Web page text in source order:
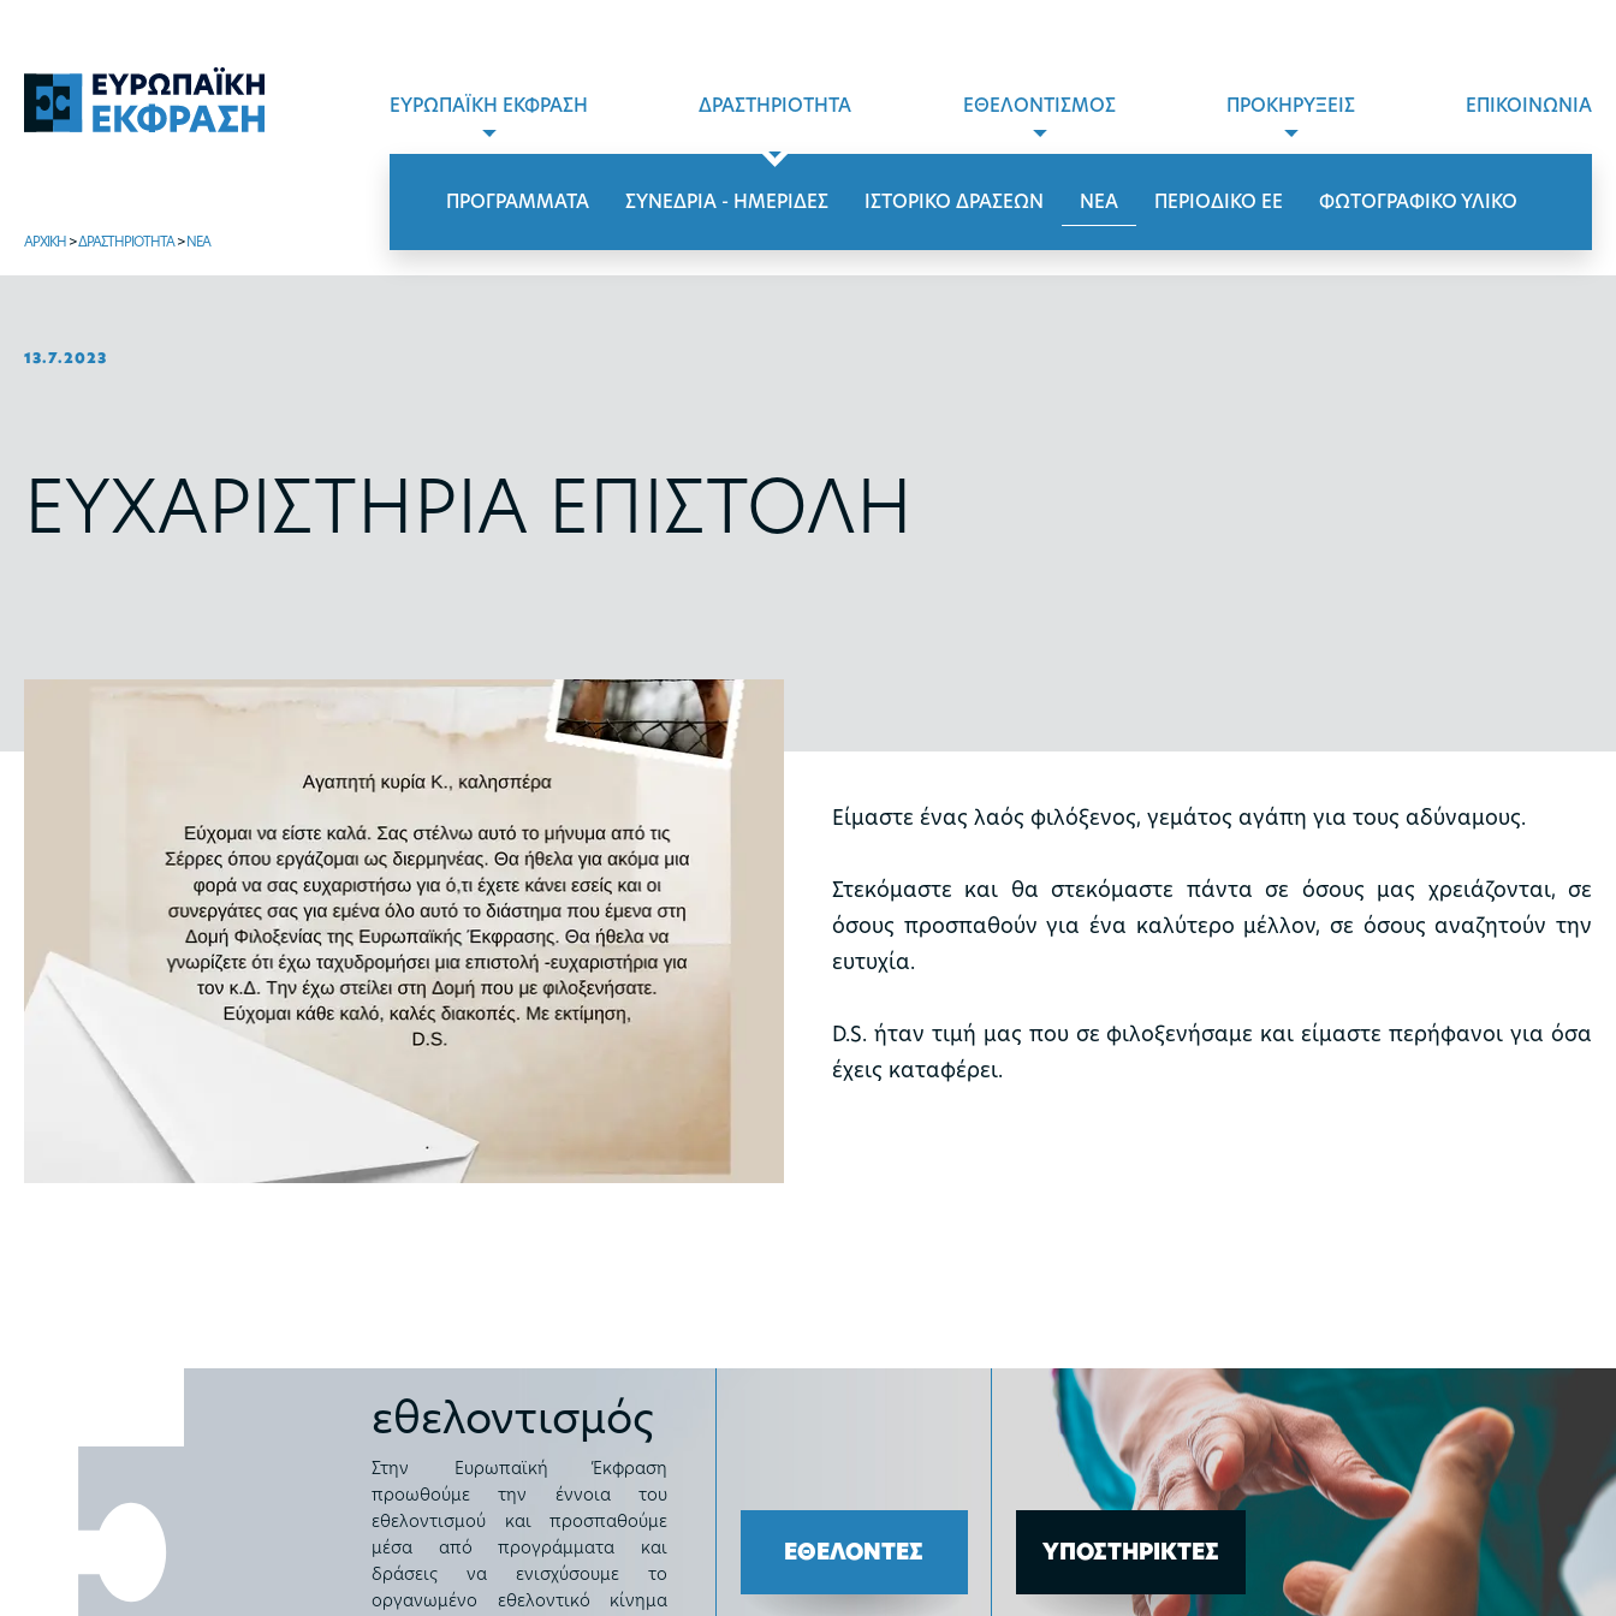
ΕΥΡΩΠΑΪΚΗ ΕΚΦΡΑΣΗ ΔΡΑΣΤΗΡΙΟΤΗΤΑ ΕΘΕΛΟΝΤΙΣΜΟΣ ΠΡΟΚΗΡΥΞΕΙΣ ΕΠΙΚΟΙΝΩΝΙΑ
ΠΡΟΓΡΑΜΜΑΤΑ ΣΥΝΕΔΡΙΑ - ΗΜΕΡΙΔΕΣ ΙΣΤΟΡΙΚΟ ΔΡΑΣΕΩΝ ΝΕΑ ΠΕΡΙΟΔΙΚΟ ΕΕ ΦΩΤΟΓΡΑΦΙΚΟ ΥΛΙΚΟ
ΑΡΧΙΚΗ >ΔΡΑΣΤΗΡΙΟΤΗΤΑ>ΝΕΑ
13.7.2023
ΕΥΧΑΡΙΣΤΗΡΙΑ ΕΠΙΣΤΟΛΗ
Είμαστε ένας λαός φιλόξενος, γεμάτος αγάπη για τους αδύναμους.
Στεκόμαστε και θα στεκόμαστε πάντα σε όσους μας χρειάζονται, σε
όσους προσπαθούν για ένα καλύτερο μέλλον, σε όσους αναζητούν την
ευτυχία.
D.S. ήταν τιμή μας που σε φιλοξενήσαμε και είμαστε περήφανοι για όσα
έχεις καταφέρει.
εθελοντισμός
Στην Ευρωπαϊκή Έκφραση
προωθούμε την έννοια του
εθελοντισμού και προσπαθούμε
μέσα από προγράμματα και
δράσεις να ενισχύσουμε το
οργανωμένο εθελοντικό κίνημα
ΕΘΕΛΟΝΤΕΣ ΥΠΟΣΤΗΡΙΚΤΕΣ